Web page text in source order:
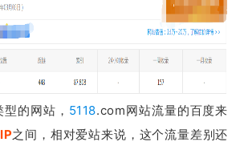
型的网站， 5118.com网站流量的百度来
之间，相对爱站来说，这个流量差别还